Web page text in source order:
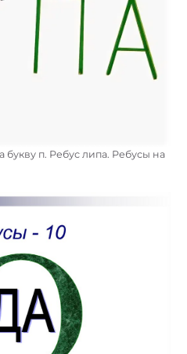
букву п. Ребус липа. Ребусы на